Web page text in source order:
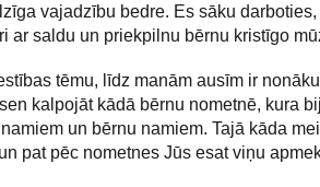
vajadzību bedre. Es sāku
ar saldu un priekpilnu bērnu kristīgo
tēmu, līdz manām ausīm ir
kalpojāt kādā bērnu nometnē, kura
un bērnu namiem. Tajā kāda
pat pēc nometnes Jūs esat viņu